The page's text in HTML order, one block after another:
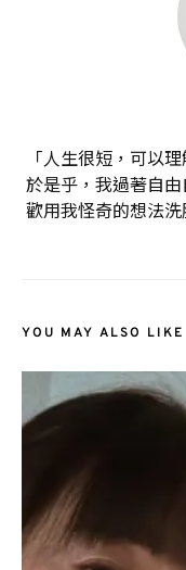
「人生很短，可以
於是乎，我過著自
歡用我怪奇的想法
YOU MAY ALSO LIKE